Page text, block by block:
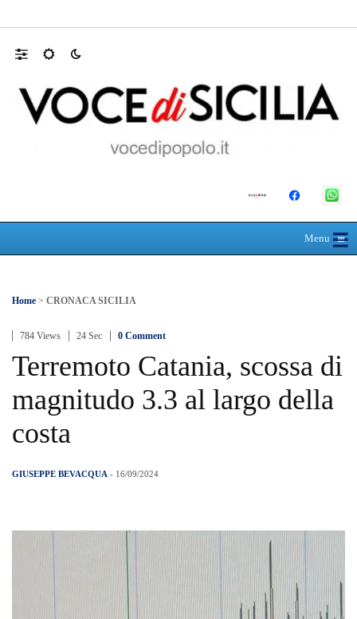
Menu≡
☰
Home > CRONACA SICILIA
784 Views 24 Sec 0 Comment
Terremoto Catania, scossa di
magnitudo 3.3 al largo della
costa
GIUSEPPE BEVACQUA - 16/09/2024